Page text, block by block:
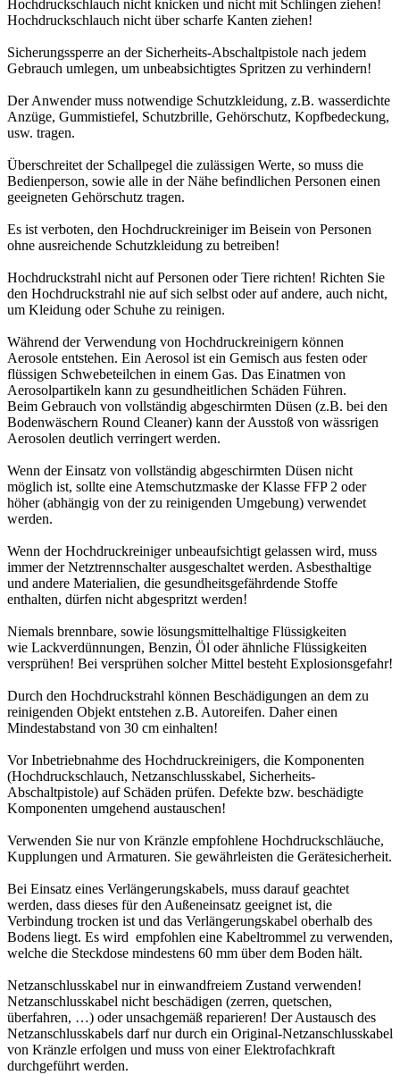
Hochdruckschlauch nicht knicken und nicht mit Schlingen ziehen!
Hochdruckschlauch nicht über scharfe Kanten ziehen!
Sicherungssperre an der Sicherheits-Abschaltpistole nach jedem
Gebrauch umlegen, um unbeabsichtigtes Spritzen zu verhindern!
Der Anwender muss notwendige Schutzkleidung, z.B. wasserdichte
Anzüge, Gummistiefel, Schutzbrille, Gehörschutz, Kopfbedeckung,
usw. tragen.
Überschreitet der Schallpegel die zulässigen Werte, so muss die
Bedienperson, sowie alle in der Nähe befindlichen Personen einen
geeigneten Gehörschutz tragen.
Es ist verboten, den Hochdruckreiniger im Beisein von Personen
ohne ausreichende Schutzkleidung zu betreiben!
Hochdruckstrahl nicht auf Personen oder Tiere richten! Richten Sie
den Hochdruckstrahl nie auf sich selbst oder auf andere, auch nicht,
um Kleidung oder Schuhe zu reinigen.
Während der Verwendung von Hochdruckreinigern können
Aerosole entstehen. Ein Aerosol ist ein Gemisch aus festen oder
flüssigen Schwebeteilchen in einem Gas. Das Einatmen von
Aerosolpartikeln kann zu gesundheitlichen Schäden Führen.
Beim Gebrauch von vollständig abgeschirmten Düsen (z.B. bei den
Bodenwäschern Round Cleaner) kann der Ausstoß von wässrigen
Aerosolen deutlich verringert werden.
Wenn der Einsatz von vollständig abgeschirmten Düsen nicht
möglich ist, sollte eine Atemschutzmaske der Klasse FFP 2 oder
höher (abhängig von der zu reinigenden Umgebung) verwendet
werden.
Wenn der Hochdruckreiniger unbeaufsichtigt gelassen wird, muss
immer der Netztrennschalter ausgeschaltet werden. Asbesthaltige
und andere Materialien, die gesundheitsgefährdende Stoffe
enthalten, dürfen nicht abgespritzt werden!
Niemals brennbare, sowie lösungsmittelhaltige Flüssigkeiten
wie Lackverdünnungen, Benzin, Öl oder ähnliche Flüssigkeiten
versprühen! Bei versprühen solcher Mittel besteht Explosionsgefahr!
Durch den Hochdruckstrahl können Beschädigungen an dem zu
reinigenden Objekt entstehen z.B. Autoreifen. Daher einen
Mindestabstand von 30 cm einhalten!
Vor Inbetriebnahme des Hochdruckreinigers, die Komponenten
(Hochdruckschlauch, Netzanschlusskabel, Sicherheits-
Abschaltpistole) auf Schäden prüfen. Defekte bzw. beschädigte
Komponenten umgehend austauschen!
Verwenden Sie nur von Kränzle empfohlene Hochdruckschläuche,
Kupplungen und Armaturen. Sie gewährleisten die Gerätesicherheit.
Bei Einsatz eines Verlängerungskabels, muss darauf geachtet
werden, dass dieses für den Außeneinsatz geeignet ist, die
Verbindung trocken ist und das Verlängerungskabel oberhalb des
Bodens liegt. Es wird empfohlen eine Kabeltrommel zu verwenden,
welche die Steckdose mindestens 60 mm über dem Boden hält.
Netzanschlusskabel nur in einwandfreiem Zustand verwenden!
Netzanschlusskabel nicht beschädigen (zerren, quetschen,
überfahren, …) oder unsachgemäß reparieren! Der Austausch des
Netzanschlusskabels darf nur durch ein Original-Netzanschlusskabel
von Kränzle erfolgen und muss von einer Elektrofachkraft
durchgeführt werden.